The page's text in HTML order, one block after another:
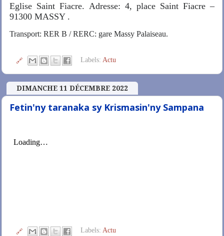
Eglise Saint Fiacre. Adresse: 4, place Saint Fiacre –
91300 MASSY .
Transport: RER B / RERC: gare Massy Palaiseau.
🔗 Labels: Actu
DIMANCHE 11 DÉCEMBRE 2022
Fetin'ny taranaka sy Krismasin'ny Sampana
🔗 Labels: Actu